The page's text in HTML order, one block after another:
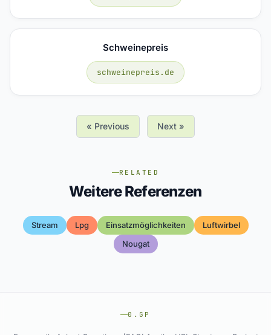
Schweinepreis
schweinepreis.de
« Previous Next »
RELATED
Weitere Referenzen
Stream Lpg Einsatzmöglichkeiten
Luftwirbel
Nougat
0.GP